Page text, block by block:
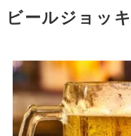
ビールジョッ